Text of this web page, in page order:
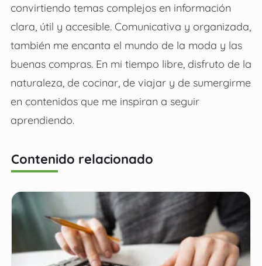
convirtiendo temas complejos en información
clara, útil y accesible. Comunicativa y organizada,
también me encanta el mundo de la moda y las
buenas compras. En mi tiempo libre, disfruto de la
naturaleza, de cocinar, de viajar y de sumergirme
en contenidos que me inspiran a seguir
aprendiendo.
Contenido relacionado